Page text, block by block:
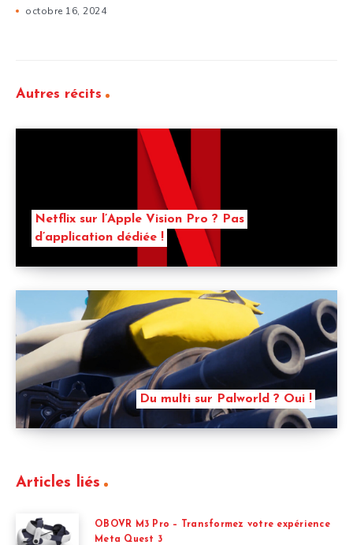
octobre 16, 2024
Autres récits
Netflix sur l’Apple Vision Pro ? Pas
d’application dédiée !
Du multi sur Palworld ? Oui !
Articles liés
OBOVR M3 Pro – Transformez votre expérience
Meta Quest 3